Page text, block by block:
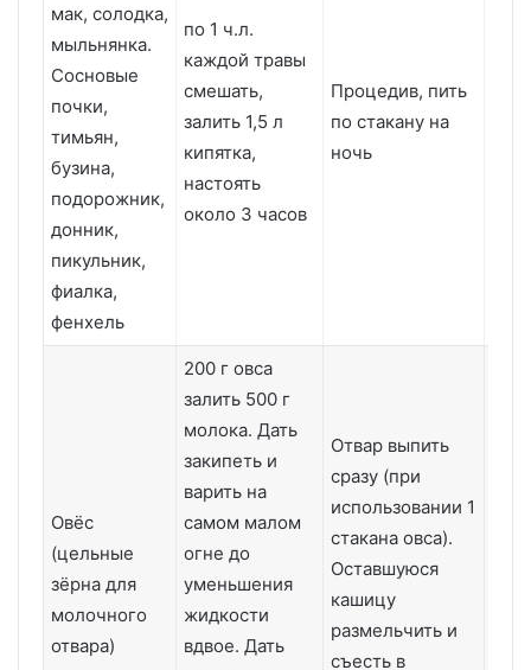
мак, солодка,
мыльнянка.
Сосновые
почки,
тимьян,
бузина,
подорожник,
донник,
пикульник,
фиалка,
фенхель
по 1 ч.л.
каждой травы
смешать,
залить 1,5 л
кипятка,
настоять
около 3 часов
Процедив, пить
по стакану на
ночь
Овёс
(цельные
зёрна для
молочного
отвара)
200 г овса
залить 500 г
молока. Дать
закипеть и
варить на
самом малом
огне до
уменьшения
жидкости
вдвое. Дать
Отвар выпить
сразу (при
использовании 1
стакана овса).
Оставшуюся
кашицу
размельчить и
съесть в